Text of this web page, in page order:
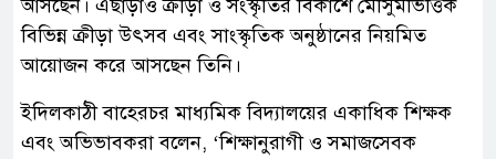
আসছেন। এছাড়াও ক্রীড়া ও সংস্কৃতির বিকাশে মৌসুমভিত্তিক
বিভিন্ন ক্রীড়া উৎসব এবং সাংস্কৃতিক অনুষ্ঠানের নিয়মিত
আয়োজন করে আসছেন তিনি।
ইদিলকাঠী বাহেরচর মাধ্যমিক বিদ্যালয়ের একাধিক শিক্ষক
এবং অভিভাবকরা বলেন, ‘শিক্ষানুরাগী ও সমাজসেবক